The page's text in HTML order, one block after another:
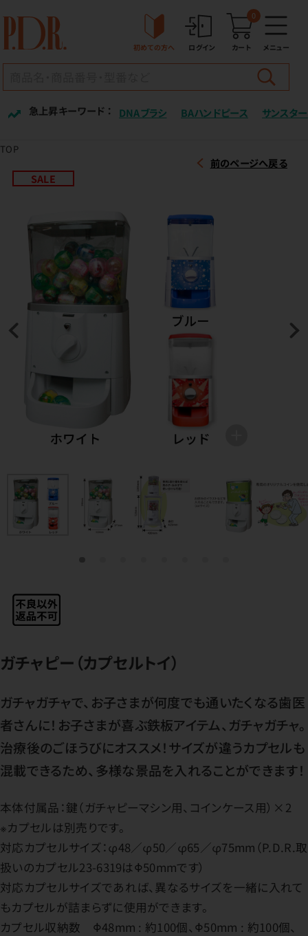
初めての方へ ログイン カート
0
メニュー
急上昇キーワード ： DNAブラシ BAハンドピース サンスター
TOP
前のページへ戻る
ガチャピー（カプセルトイ）
ガチャガチャで、お子さまが何度でも通いたくなる歯医
者さんに！お子さまが喜ぶ鉄板アイテム、ガチャガチャ。
治療後のごほうびにオススメ！サイズが違うカプセルも
混載できるため、多様な景品を入れることができます！
本体付属品：鍵（ガチャピーマシン用、コインケース用）×2
※カプセルは別売りです。
対応カプセルサイズ：φ48／φ50／φ65／φ75mm（P.D.R.取
扱いのカプセル23-6319はΦ50mmです）
対応カプセルサイズであれば、異なるサイズを一緒に入れて
もカプセルが詰まらずに使用ができます。
カプセル収納数 Φ48mm : 約100個、Φ50mm : 約100個、
SALE